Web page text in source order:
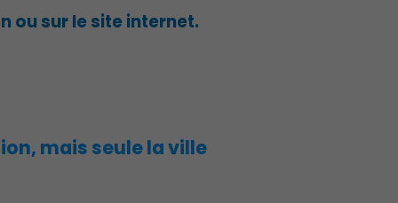
Économie Commerce Emploi
ou sur le site internet.
mais seule la ville